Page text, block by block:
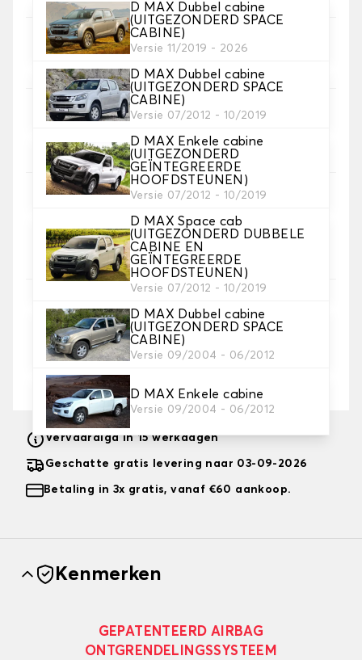
D MAX Dubbel cabine
(UITGEZONDERD SPACE
CABINE)
Versie 11/2019 - 2026
D MAX Dubbel cabine
(UITGEZONDERD SPACE
CABINE)
Versie 07/2012 - 10/2019
D MAX Enkele cabine
(UITGEZONDERD
GEÏNTEGREERDE
HOOFDSTEUNEN)
Versie 07/2012 - 10/2019
D MAX Space cab
(UITGEZONDERD DUBBELE
CABINE EN
GEÏNTEGREERDE
HOOFDSTEUNEN)
Versie 07/2012 - 10/2019
D MAX Dubbel cabine
(UITGEZONDERD SPACE
CABINE)
Versie 09/2004 - 06/2012
D MAX Enkele cabine
Versie 09/2004 - 06/2012
2. Set hoezen
3. Materiaal
Kies het materiaal voor je hoezen.
4. Kleur
Kies de kleur van je stoelhoezen.
voeg een persoonlijk tintje toe met een tekst en/off
een icoontje
Tekst en logo toevoegen
Vervaardigd in 15 werkdagen
Geschatte gratis levering naar 03-09-2026
Betaling in 3x gratis, vanaf €60 aankoop.
Kenmerken
GEPATENTEERD AIRBAG
ONTGRENDELINGSSYSTEEM